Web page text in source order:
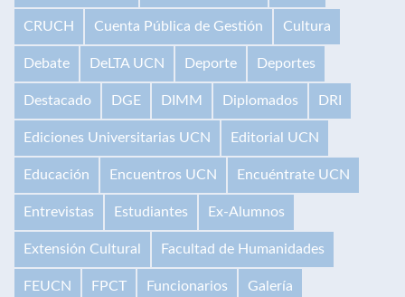
CRUCH Cuenta Pública de Gestión Cultura
Debate DeLTA UCN Deporte Deportes
Destacado DGE DIMM Diplomados DRI
Ediciones Universitarias UCN Editorial UCN
Educación Encuentros UCN Encuéntrate UCN
Entrevistas Estudiantes Ex-Alumnos
Extensión Cultural Facultad de Humanidades
FEUCN FPCT Funcionarios Galería